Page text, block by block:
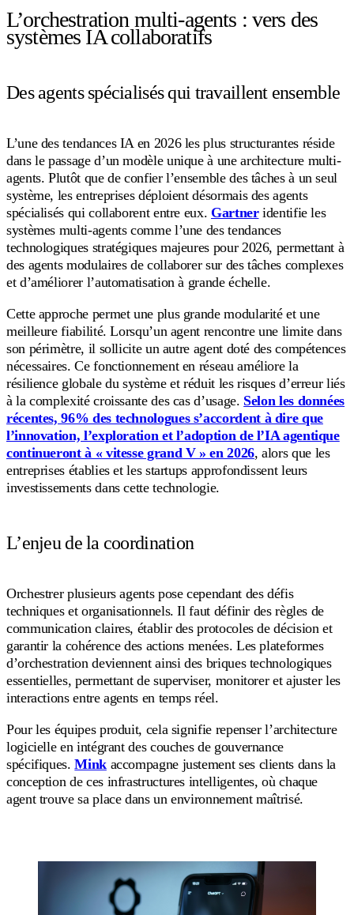
L’orchestration multi-agents : vers des
systèmes IA collaboratifs
Des agents spécialisés qui travaillent ensemble
L’une des tendances IA en 2026 les plus structurantes réside
dans le passage d’un modèle unique à une architecture multi-
agents. Plutôt que de confier l’ensemble des tâches à un seul
système, les entreprises déploient désormais des agents
spécialisés qui collaborent entre eux. Gartneridentifie les
systèmes multi-agents comme l’une des tendances
technologiques stratégiques majeures pour 2026, permettant à
des agents modulaires de collaborer sur des tâches complexes
et d’améliorer l’automatisation à grande échelle.
Cette approche permet une plus grande modularité et une
meilleure fiabilité. Lorsqu’un agent rencontre une limite dans
son périmètre, il sollicite un autre agent doté des compétences
nécessaires. Ce fonctionnement en réseau améliore la
résilience globale du système et réduit les risques d’erreur liés
à la complexité croissante des cas d’usage. Selon les données
récentes, 96% des technologues s’accordent à dire que
l’innovation, l’exploration et l’adoption de l’IA agentique
continueront à « vitesse grand V » en 2026, alors que les
entreprises établies et les startups approfondissent leurs
investissements dans cette technologie.
L’enjeu de la coordination
Orchestrer plusieurs agents pose cependant des défis
techniques et organisationnels. Il faut définir des règles de
communication claires, établir des protocoles de décision et
garantir la cohérence des actions menées. Les plateformes
d’orchestration deviennent ainsi des briques technologiques
essentielles, permettant de superviser, monitorer et ajuster les
interactions entre agents en temps réel.
Pour les équipes produit, cela signifie repenser l’architecture
logicielle en intégrant des couches de gouvernance
spécifiques.Minkaccompagne justement ses clients dans la
conception de ces infrastructures intelligentes, où chaque
agent trouve sa place dans un environnement maîtrisé.